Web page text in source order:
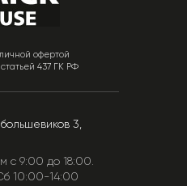
офертой
437 ГК РФ
3,
c 9:00 до 18:00.
10:00-14:00